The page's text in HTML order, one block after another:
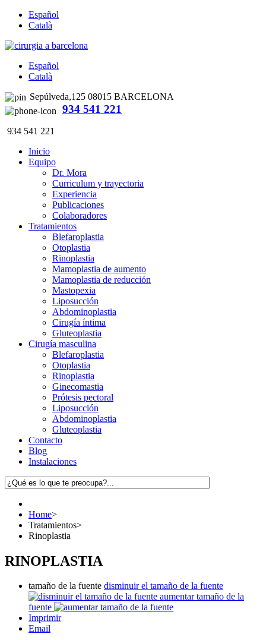
Español
Català
Español
Català
Sepúlveda,125 08015 BARCELONA
934 541 221
934 541 221
Inicio
Equipo
Dr. Mora
Curriculum y trayectoria
Experiencia
Publicaciones
Colaboradores
Tratamientos
Blefaroplastia
Otoplastia
Rinoplastia
Mamoplastia de aumento
Mamoplastia de reducción
Mastopexia
Liposucción
Abdominoplastia
Cirugía íntima
Gluteoplastia
Cirugía masculina
Blefaroplastia
Otoplastia
Rinoplastia
Ginecomastia
Prótesis pectoral
Liposucción
Abdominoplastia
Gluteoplastia
Contacto
Blog
Instalaciones
Home>
Tratamientos>
Rinoplastia
RINOPLASTIA
tamaño de la fuente disminuir el tamaño de la fuente
aumentar tamaño de la
fuente
Imprimir
Email